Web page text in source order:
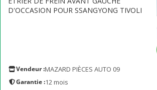
D'OCCASION POUR SSANGYONG TIVOLI
Vendeur :MAZARD PIÈCES AUTO 09
Garantie :12 mois